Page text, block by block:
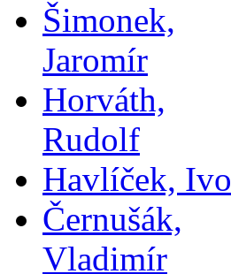
Šimonek,
Jaromír
Horváth,
Rudolf
Havlíček, Ivo
Černušák,
Vladimír